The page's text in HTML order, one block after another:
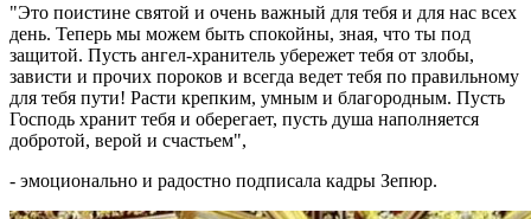
"Это поистине святой и очень важный для тебя и для нас всех
день. Теперь мы можем быть спокойны, зная, что ты под
защитой. Пусть ангел-хранитель убережет тебя от злобы,
зависти и прочих пороков и всегда ведет тебя по правильному
для тебя пути! Расти крепким, умным и благородным. Пусть
Господь хранит тебя и оберегает, пусть душа наполняется
добротой, верой и счастьем",
- эмоционально и радостно подписала кадры Зепюр.